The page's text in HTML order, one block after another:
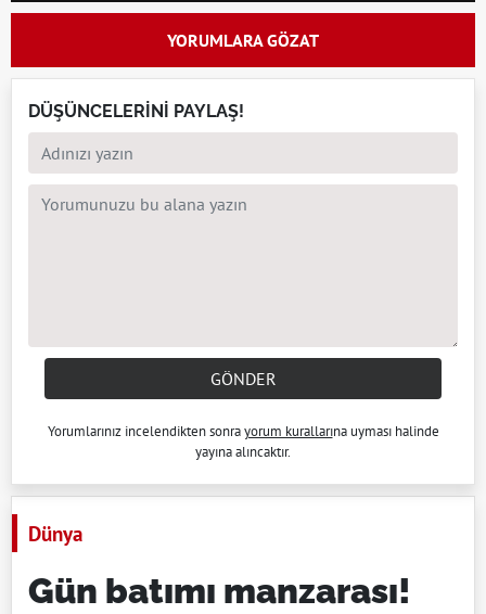
YORUMLARA GÖZAT
DÜŞÜNCELERİNİ PAYLAŞ!
GÖNDER
Yorumlarınız incelendikten sonrayorum kurallarına uyması halinde
yayına alıncaktır.
Dünya
Gün batımı manzarası!